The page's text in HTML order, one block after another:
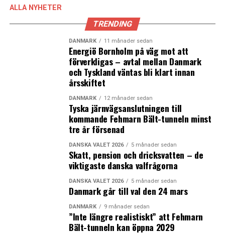
Øresundsinstituttet. Under 2019-2020 stärker News
Øresund den oberoende bevakningen av regionens life
science kluster genom Øresundsinstituttets medverkan
i Interregprojektet GC life science analysis initiative.
ØRESUNDSINSTITUTTETär ett oberoende dansk-
svenskt kunskapscentrum som genom analyser, fakta,
nätverksmöten och medieverksamhet bidrar till en ökad
kunskap om utvecklingen i Danmark och Sverige med
fokus på Öresundsregionen. Verksamheten drivs utan
vinstintresse med finansiering från mer än 100
medlemmar inom offentlighet och det privata
näringslivet i Danmark och Sverige.
Nyheterna från News Øresund får fritt återges under
förutsättning att News Øresund anges som källa.
redaktion (at) newsoresund.org
Mer information:www.newsoresund.org/
ALLA NYHETER
TRENDING
DANMARK 11 månader sedan
Energiö Bornholm på väg mot att
förverkligas – avtal mellan Danmark
och Tyskland väntas bli klart innan
årsskiftet
DANMARK 12 månader sedan
Tyska järnvägsanslutningen till
kommande Fehmarn Bält-tunneln minst
tre år försenad
DANSKA VALET 2026 5 månader sedan
Skatt, pension och dricksvatten – de
viktigaste danska valfrågorna
DANSKA VALET 2026 5 månader sedan
Danmark går till val den 24 mars
DANMARK 9 månader sedan
”Inte längre realistiskt” att Fehmarn
Bält-tunneln kan öppna 2029